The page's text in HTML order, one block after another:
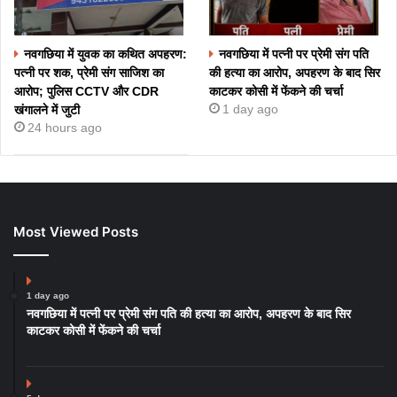
नवगछिया में युवक का कथित अपहरण:
पत्नी पर शक, प्रेमी संग साजिश का
आरोप; पुलिस CCTV और CDR
खंगालने में जुटी
24 hours ago
नवगछिया में पत्नी पर प्रेमी संग पति
की हत्या का आरोप, अपहरण के बाद सिर
काटकर कोसी में फेंकने की चर्चा
1 day ago
Most Viewed Posts
1 day ago
नवगछिया में पत्नी पर प्रेमी संग पति की हत्या का आरोप, अपहरण के बाद सिर
काटकर कोसी में फेंकने की चर्चा